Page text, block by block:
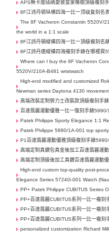
APS無卡度砝碼愛彼皇家橡樹頂級複刻
8F江诗丹顿纵横四海一比一顶级复刻名
The 8F Vacheron Constantin 5520V/
the world in a 1:1 scale
8F江詩丹頓縱橫四海一比一頂級複刻名
8F江詩丹唐縱橫四海複刻手錶在哪裡買
Where can I buy the 8F Vacheron
5520V/210A-B481 wristwatch
High-end modified and customized
Newman series Daytona 4130
高端改裝定制勞力士​改裝款頂級複刻手
百達翡麗運動優雅一比一復刻手錶
Patek Philippe Sporty Elegance 1:1
Patek Philippe 5990/1A-001 top
P1百達翡麗運動優雅頂級複刻手錶
高端定制真鑽包真金後加工百達翡麗運
高端定制頂級後加工真鑽百達翡麗運動
High-end custom top-quality post-
Elegance Series 5724G-001 Watch
PP+ Patek Philippe CUBITUS Series
PP+百達翡麗CUBITUS系列一比一複刻
PP+百達翡麗CUBITUS系列一比一複刻
PP+百達翡麗CUBITUS系列一比一複刻
personalized customization Richard